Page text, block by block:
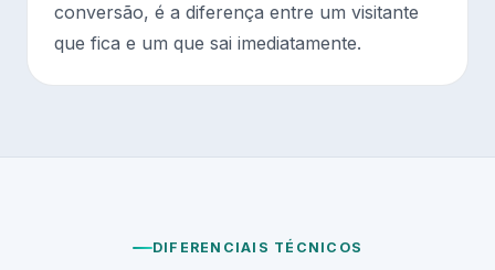
conversão, é a diferença entre um visitante
que fica e um que sai imediatamente.
DIFERENCIAIS TÉCNICOS